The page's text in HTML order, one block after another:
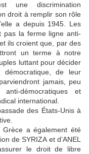
une discrimination
droit à remplir son rôle
a depuis 1945. Les
pas la ferme ligne anti-
ils croient que, par des
un terme à notre
luttant pour décider
de leur
jamais, peu
démocratiques et
international.
des États-Unis à
Grèce a également été
de SYRIZA et d’ANEL
le droit de libre